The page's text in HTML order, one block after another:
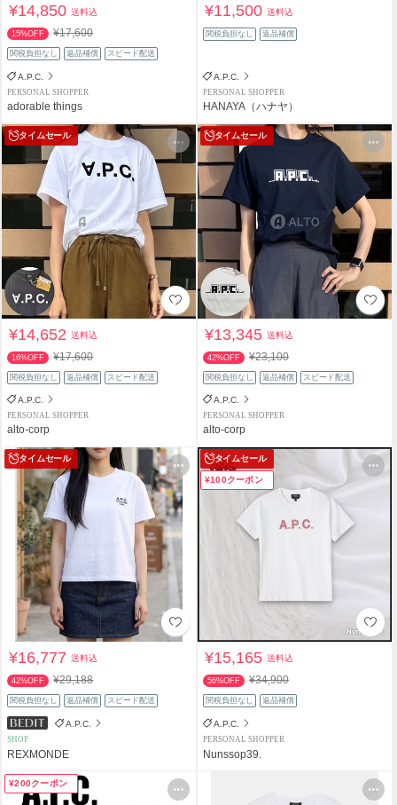
¥14,850送料込
15%OFF ¥17,600
関税負担なし 返品補償 スピード配送
A.P.C.
PERSONAL SHOPPER
adorable things
¥11,500送料込
関税負担なし 返品補償
A.P.C.
PERSONAL SHOPPER
HANAYA（ハナヤ）
タイムセール
¥14,652送料込
16%OFF ¥17,600
関税負担なし 返品補償 スピード配送
A.P.C.
PERSONAL SHOPPER
alto-corp
タイムセール
¥13,345送料込
42%OFF ¥23,100
関税負担なし 返品補償 スピード配送
A.P.C.
PERSONAL SHOPPER
alto-corp
タイムセール
¥16,777送料込
42%OFF ¥29,188
関税負担なし 返品補償 スピード配送
A.P.C.
SHOP
REXMONDE
タイムセール
¥100クーポン
¥15,165送料込
56%OFF ¥34,900
関税負担なし 返品補償
A.P.C.
PERSONAL SHOPPER
Nunssop39.
¥200クーポン